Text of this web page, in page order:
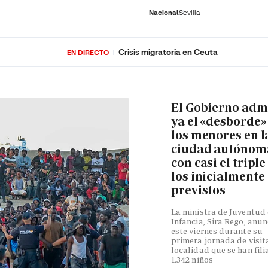
NacionalSevilla
ECONOMÍADEPORTES SOCIEDADCULTURAGENTEPLAY
EN DIRECTO Crisis migratoria en Ceuta
El Gobierno
ya el
los menores en
ciudad
con casi el triple
los inicialmente
previstos
La ministra de Juventud
Infancia, Sira Rego,
este viernes durante su
primera jornada de
localidad que se han
1.342 niños